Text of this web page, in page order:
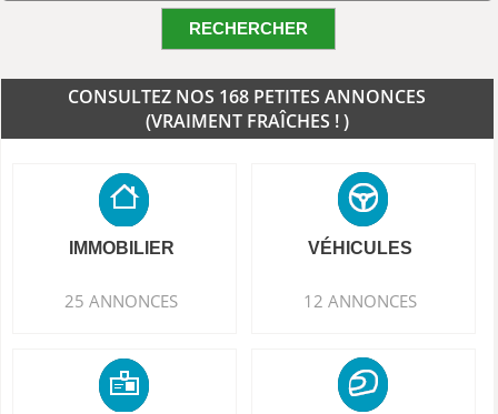
CONSULTEZ NOS 168 PETITES ANNONCES
(VRAIMENT FRAÎCHES ! )
IMMOBILIER
25 ANNONCES
VÉHICULES
12 ANNONCES
RECHERCHER